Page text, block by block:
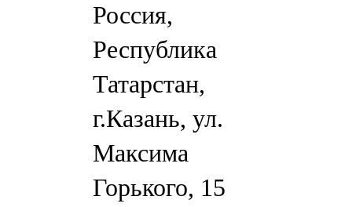
Россия,
Республика
Татарстан,
г.Казань, ул.
Максима
Горького, 15